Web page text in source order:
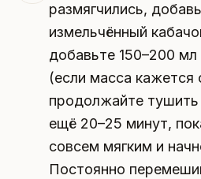
размягчились,
измельчённый
добавьте 150–200
(если масса кажется
продолжайте тушить
ещё 20–25 минут,
совсем мягким и
Постоянно